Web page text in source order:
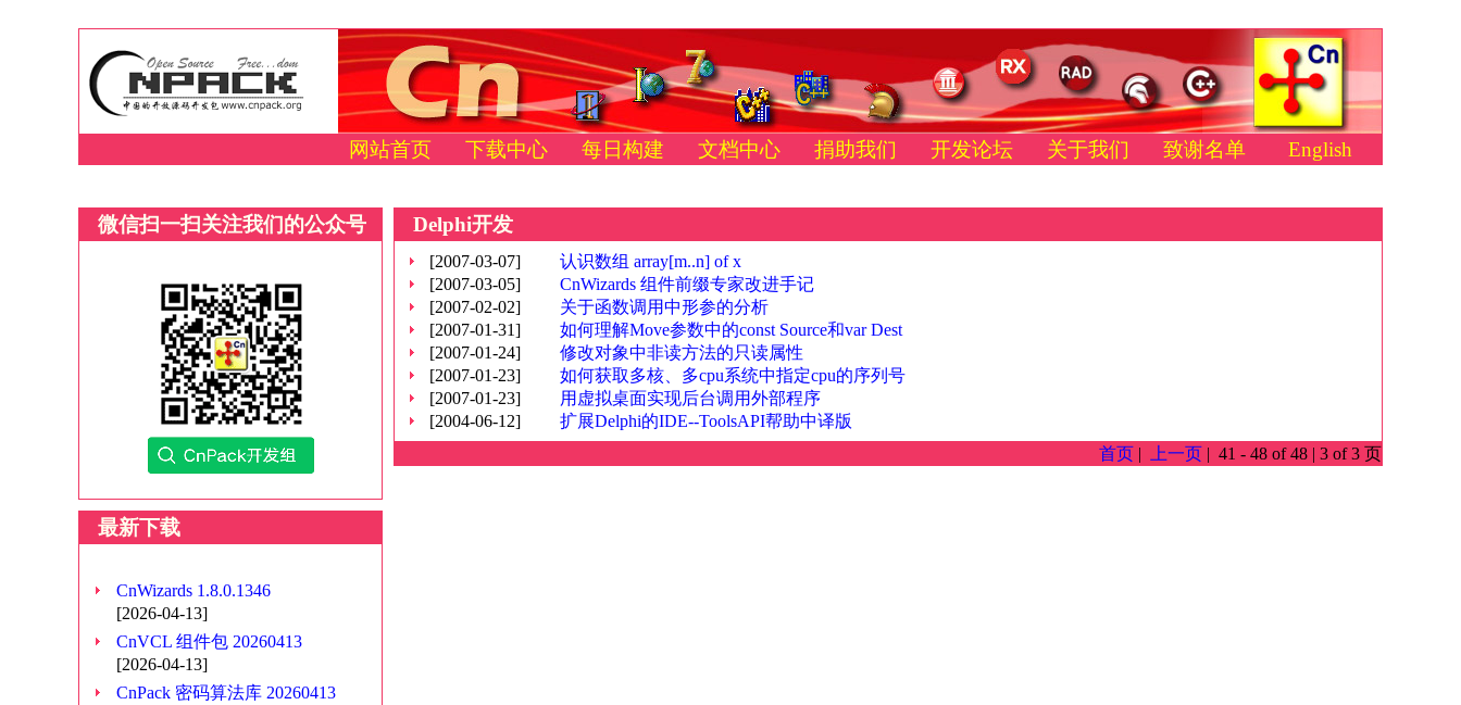
网站首页 下载中心 每日构建 文档中心 捐助我们 开发论坛 关于我们 致谢名单 English
微信扫一扫关注我们的公众号
最新下载
CnWizards 1.8.0.1346
[2026-04-13]
CnVCL 组件包 20260413
[2026-04-13]
CnPack 密码算法库 20260413
Delphi开发
[2007-03-07]
认识数组 array[m..n] of x
[2007-03-05]
CnWizards 组件前缀专家改进手记
[2007-02-02]
关于函数调用中形参的分析
[2007-01-31]
如何理解Move参数中的const Source和var Dest
[2007-01-24]
修改对象中非读方法的只读属性
[2007-01-23]
如何获取多核、多cpu系统中指定cpu的序列号
[2007-01-23]
用虚拟桌面实现后台调用外部程序
[2004-06-12]
扩展Delphi的IDE--ToolsAPI帮助中译版
首页 | 上一页 | 41 - 48 of 48 | 3 of 3 页